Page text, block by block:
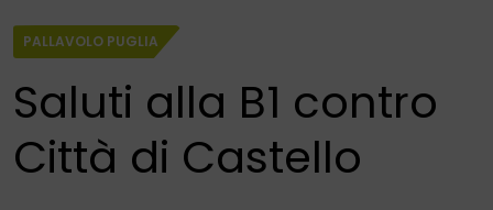
PALLAVOLO PUGLIA
Saluti alla B1 contro
Città di Castello